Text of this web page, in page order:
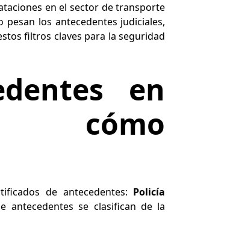
en el sector de transporte
los antecedentes judiciales,
filtros claves para la seguridad
en
cómo
de antecedentes: Policía
antecedentes se clasifican de la